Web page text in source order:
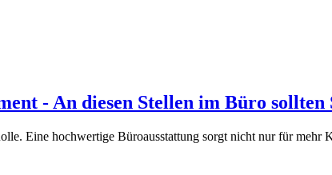
- An diesen Stellen im Büro sollten
Eine hochwertige Büroausstattung sorgt nicht nur für mehr